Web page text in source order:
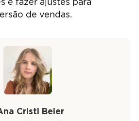
e fazer ajustes para
de vendas.
Cristi Beier